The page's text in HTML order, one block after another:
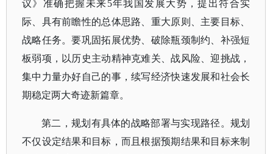
议》准确把握未来5年我国发展大势，提出符合实
际、具有前瞻性的总体思路、重大原则、主要目标、
战略任务。要巩固拓展优势、破除瓶颈制约、补强短
板弱项，以历史主动精神克难关、战风险、迎挑战，
集中力量办好自己的事，续写经济快速发展和社会长
期稳定两大奇迹新篇章。
第二，规划有具体的战略部署与实现路径。规划
不仅设定结果和目标，而且根据预期结果和目标来制